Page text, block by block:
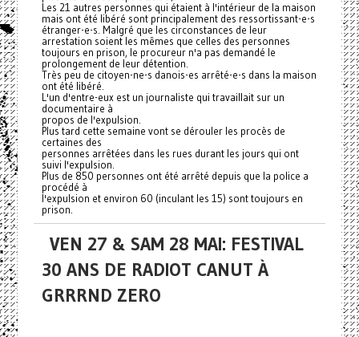
Les 21 autres personnes qui étaient à l'intérieur de la maison
mais ont été libéré sont principalement des ressortissant-e-s
étranger-e-s. Malgré que les circonstances de leur
arrestation soient les mêmes que celles des personnes
toujours en prison, le procureur n'a pas demandé le
prolongement de leur détention.
Très peu de citoyen-ne-s danois-es arrêté-e-s dans la maison
ont été libéré.
L'un d'entre-eux est un journaliste qui travaillait sur un
documentaire à
propos de l'expulsion.
Plus tard cette semaine vont se dérouler les procès de
certaines des
personnes arrêtées dans les rues durant les jours qui ont
suivi l'expulsion.
Plus de 850 personnes ont été arrêté depuis que la police a
procédé à
l'expulsion et environ 60 (inculant les 15) sont toujours en
prison.
VEN 27 & SAM 28 MAI: FESTIVAL
30 ANS DE RADIOT CANUT À
GRRRND ZERO